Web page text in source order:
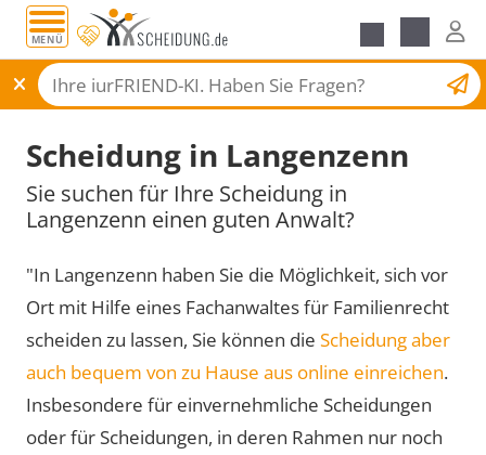
MENÜ
Scheidungsantrag
Scheidung in Langenzenn
Sie suchen für Ihre Scheidung in
Langenzenn einen guten Anwalt?
"In Langenzenn haben Sie die Möglichkeit, sich vor
Ort mit Hilfe eines Fachanwaltes für Familienrecht
scheiden zu lassen, Sie können die Scheidung aber
auch bequem von zu Hause aus online einreichen.
Insbesondere für einvernehmliche Scheidungen
oder für Scheidungen, in deren Rahmen nur noch